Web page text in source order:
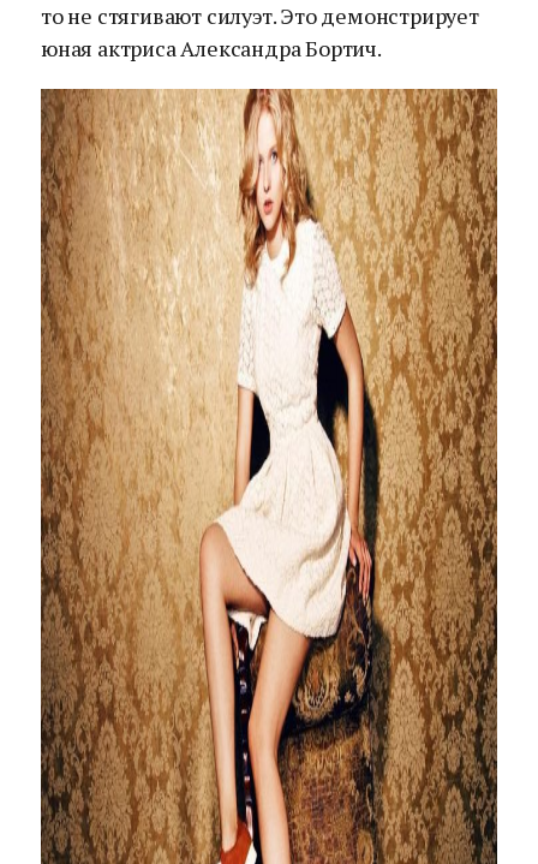
то не стягивают силуэт. Это демонстрирует
юная актриса Александра Бортич.